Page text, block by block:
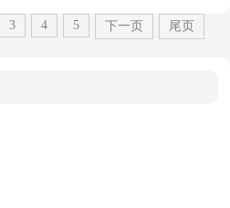
3 4 5 下一页 尾页